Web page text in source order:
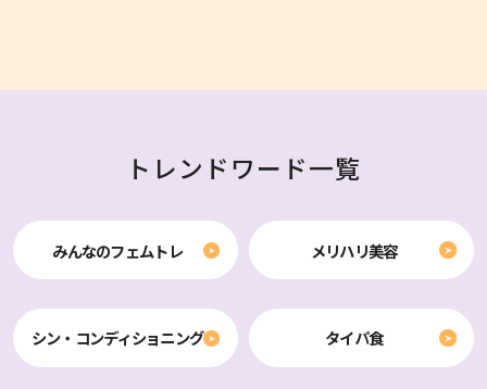
トレンドワード一覧
みんなのフェムトレ メリハリ美容
シン・コンディショニング タイパ食